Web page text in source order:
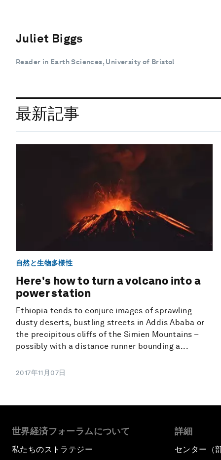
Juliet Biggs
Reader in Earth Sciences, University of Bristol
最新記事
自然と生物多様性
Here's how to turn a volcano into a
power station
Ethiopia tends to conjure images of sprawling
dusty deserts, bustling streets in Addis Ababa or
the precipitous cliffs of the Simien Mountains –
possibly with a distance runner bounding a...
2017年11月07日
世界経済フォーラムについて
私たちのストラテジー
詳細
センター（